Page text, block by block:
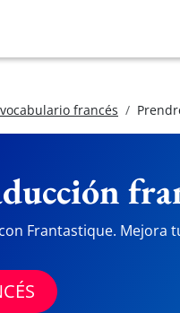
francés
Frantastique. Mejora